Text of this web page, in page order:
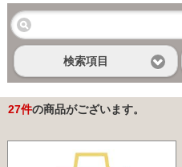
検索項目
27件の商品がございます。